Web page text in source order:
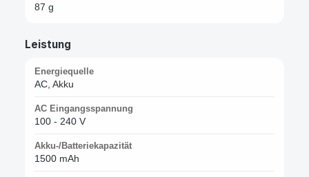
87 g
Leistung
Energiequelle
AC, Akku
AC Eingangsspannung
100 - 240 V
Akku-/Batteriekapazität
1500 mAh